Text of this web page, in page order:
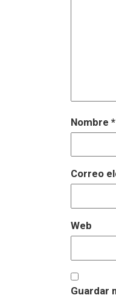
Nombre *
Correo
Web
Guardar